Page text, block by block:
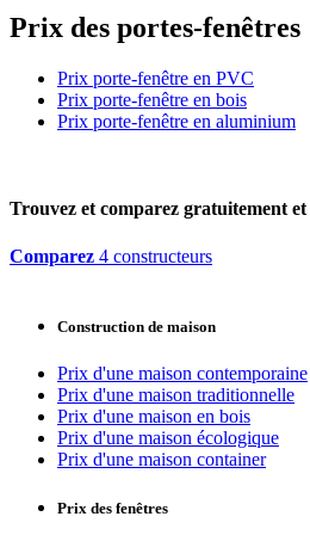
Prix des portes-fenêtres
Prix porte-fenêtre en PVC
Prix porte-fenêtre en bois
Prix porte-fenêtre en aluminium
Trouvez et comparez gratuitement et
Comparez 4 constructeurs
Construction de maison
Prix d'une maison contemporaine
Prix d'une maison traditionnelle
Prix d'une maison en bois
Prix d'une maison écologique
Prix d'une maison container
Prix des fenêtres